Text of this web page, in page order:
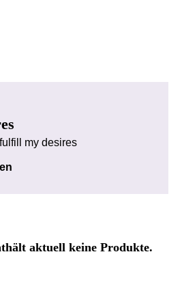
my desires
aktuell keine Produkte.